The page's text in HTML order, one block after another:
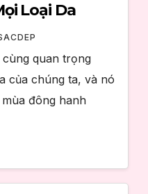
Loại Da
quan trọng
của chúng ta, và nó
đông hanh